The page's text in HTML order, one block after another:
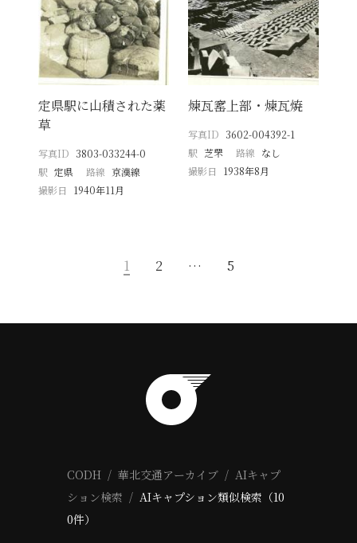
定県駅に山積された薬
草
写真ID 3803-033244-0
駅 定県 路線 京漢線
撮影日
1940年11月
煉瓦窰上部・煉瓦焼
写真ID 3602-004392-1
駅 芝罘 路線 なし
撮影日
1938年8月
1 2 … 5
CODH 華北交通アーカイブ
AIキャプ
ション検索
AIキャプション類似検索（10
0件）